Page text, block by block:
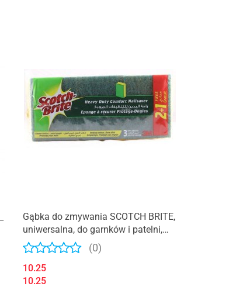
Produkt niedostępny
Gąbka do zmywania SCOTCH BRITE,
uniwersalna, do garnków i patelni,
2+1szt., żółta
(0)
10.25
10.25